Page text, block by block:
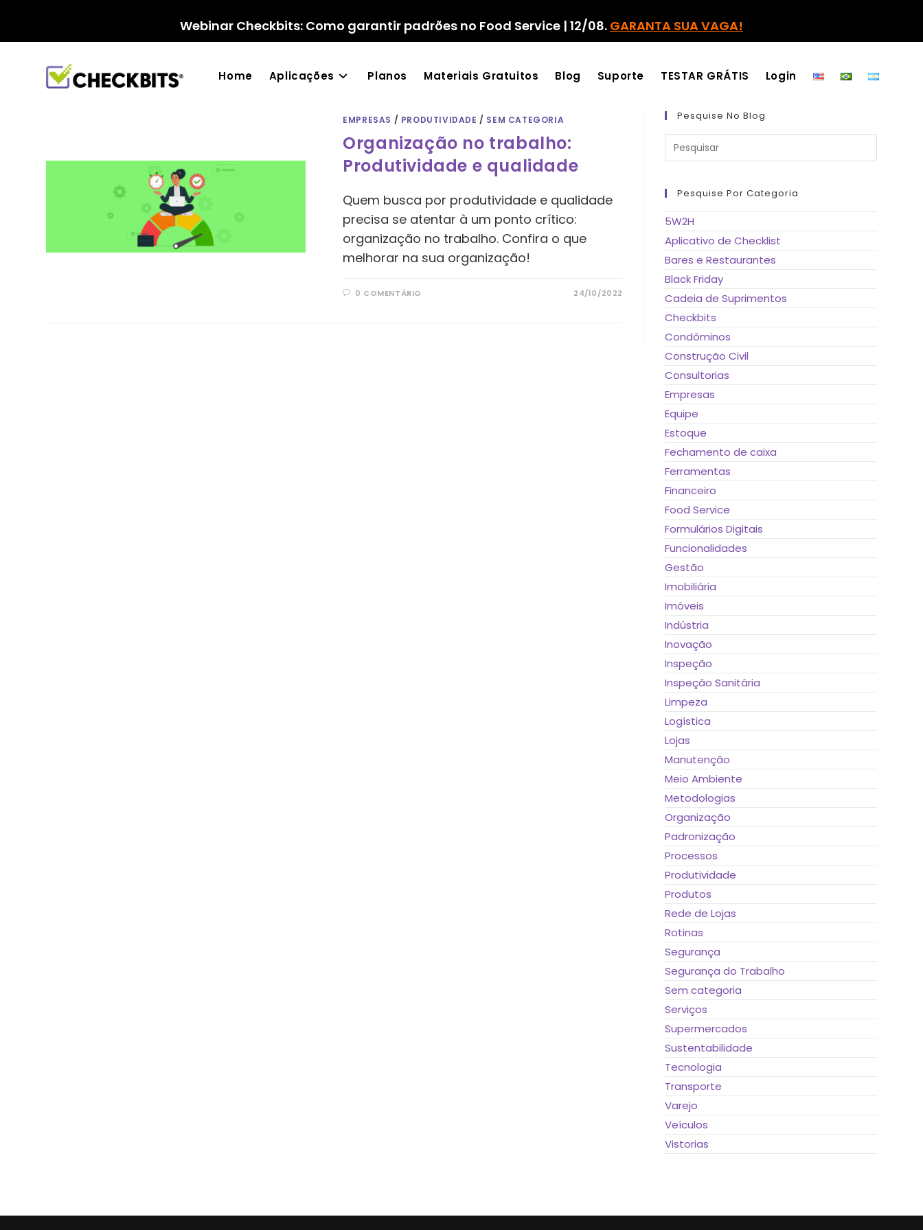
Webinar Checkbits: Como garantir padrões no Food Service | 12/08. GARANTA SUA VAGA!
Home Aplicações Planos Materiais Gratuitos Blog Suporte TESTAR GRÁTIS Login
EMPRESAS / PRODUTIVIDADE / SEM CATEGORIA
Organização no trabalho:
Produtividade e qualidade
Quem busca por produtividade e qualidade
precisa se atentar à um ponto crítico:
organização no trabalho. Confira o que
melhorar na sua organização!
0 COMENTÁRIO 24/10/2022
Pesquise No Blog
Pressione
tecla
Pesquise Por Categoria
5W2H
Aplicativo de Checklist
Bares e Restaurantes
Black Friday
Cadeia de Suprimentos
Checkbits
Condôminos
Construção Civil
Consultorias
Empresas
Equipe
Estoque
Fechamento de caixa
Ferramentas
Financeiro
Food Service
Formulários Digitais
Funcionalidades
Gestão
Imobiliária
Imóveis
Indústria
Inovação
Inspeção
Inspeção Sanitária
Limpeza
Logística
Lojas
Manutenção
Meio Ambiente
Metodologias
Organização
Padronização
Processos
Produtividade
Produtos
Rede de Lojas
Rotinas
Segurança
Segurança do Trabalho
Sem categoria
Serviços
Supermercados
Sustentabilidade
Tecnologia
Transporte
Varejo
Veículos
Vistorias